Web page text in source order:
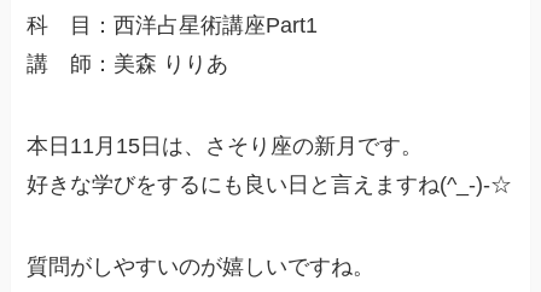
科 目：西洋占星術講座Part1
講 師：美森 りりあ
本日11月15日は、さそり座の新月です。
好きな学びをするにも良い日と言えますね(^_-)-☆
質問がしやすいのが嬉しいですね。